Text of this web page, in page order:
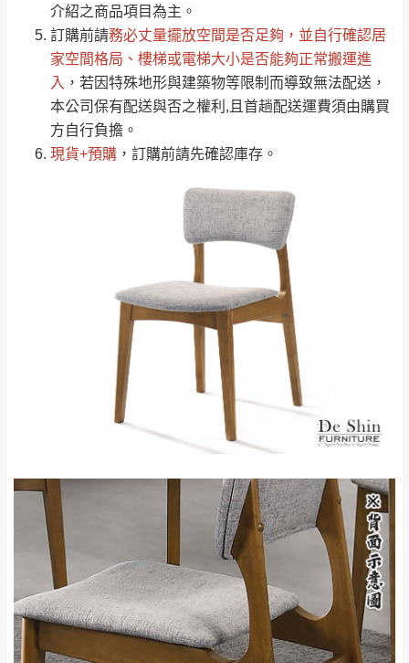
介紹之商品項目為主。
訂購前請務必丈量擺放空間是否足夠 ，並自行確認居
家空間格局、 樓梯或電梯大小是否能夠正常搬運進
入 ，若因特殊地形與建築物等限制而導致無法配送，
本公司保有配送與否之權利,且首趟配送運費須由購買
方自行負擔。
現貨+預購 ，訂購前請先確認庫存。
免 運
＊A108產品另收運費
新竹
峨眉鄉、五峰鄉、
橫山、北埔鄉、尖
石鄉、寶山鄉山
區、新埔山區、芎
雙溪、貢寮、烏
來、平溪、九份、
石門、林口 下福
里、新店山區、三
峽山區、石碇、坪
林、福隆、淡水山
區、北投湖山路、
深坑山區
基隆
$ 9,000以上：免
$ 9,000以下：
＊A108產品另收運費
基隆山區
苗栗
$ 9,000以上：免
運費
$ 9,000以下：
NT$500元
＊A108產品另收運費
卓蘭鎮、三灣、通
霄山區、西湖、泰
安鄉、大湖鄉、頭
屋、獅潭鄉
接單後二日內(不含例假日)，我們客服會與您
電話聯絡或E-Mail通知確認訂單。
（線上客
服 LINE → @dershin）
下單前先詢問是否現貨 ，若未詢問下單後無
現貨我們客服會再來電或E-Mail與您聯絡
（洽詢方式請搜尋 Line ID →
地區恕無法提供運送 (詳見運送規章)。
苗栗至基隆；其它地區暫不開放，如因特殊
地型限制(山區、鄉、鎮、村)、樓梯太小、無
法搬運上樓等因素，導致無法配送，
保有出貨的權利。
保護物流人員的工作安全，賣家無提供吊掛
服務，若需以吊車或其他的吊掛方式吊運，
費用將由買方自行支付。
因大型傢俱有組裝、配送的問題，並非一般
快速到貨商品，無法指定特定時間送達，司
機當天到貨前皆會再與您通知，讓你不用整
天在家等貨，以節省您的寶貴時間。
由於百貨公司配送較為不易，故暫無法配送
至百貨公司內部。
發票寄送：
若您選擇三聯式或索取兩聯式發票，發票將於商品